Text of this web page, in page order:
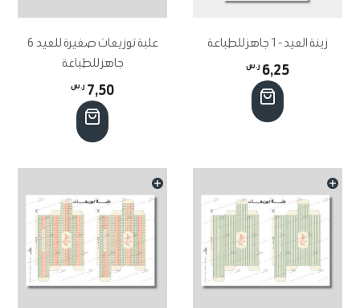
زينة العيد -1 جاهز للطباعة
6,25 ر.س
علبة توزيعات صغيرة للعيد 6
جاهز للطباعة
7,50 ر.س